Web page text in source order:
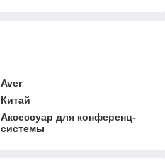
Aver
Китай
Аксессуар для конференц-
системы